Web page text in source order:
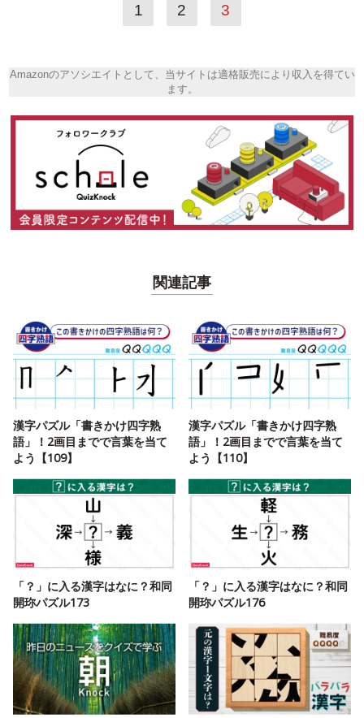
1 2 3
Amazonのアソシエイトとして、当サイトは適格販売により収入を得てい
ます。
関連記事
漢字パズル「書きかけ四字熟
語」！2画目までで言葉を当て
よう【109】
漢字パズル「書きかけ四字熟
語」！2画目までで言葉を当て
よう【110】
「？」に入る漢字はなに？和同
開珎パズル173
「？」に入る漢字はなに？和同
開珎パズル176